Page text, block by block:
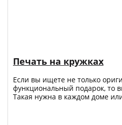
Печать на кружках
Если вы ищете не только
функциональный подарок, то
Такая нужна в каждом доме